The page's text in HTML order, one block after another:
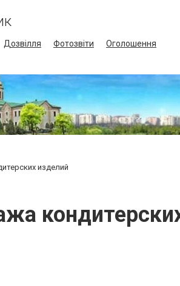
Дозвілля Фотозвіти
Оголошення
изделий